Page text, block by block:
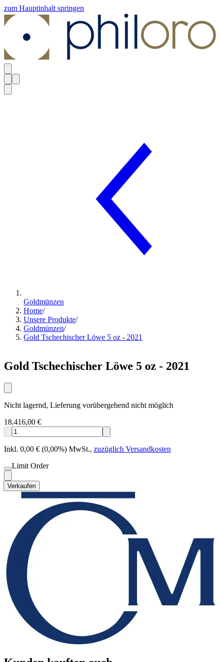
zum Hauptinhalt springen
Goldmünzen
Home/
Unsere Produkte/
Goldmünzen/
Gold Tschechischer Löwe 5 oz - 2021
Gold Tschechischer Löwe 5 oz - 2021
Nicht lagernd, Lieferung vorübergehend nicht möglich
18.416,00 €
Inkl. 0,00 € (0,00%) MwSt., zuzüglich Versandkosten
Limit Order
Verkaufen